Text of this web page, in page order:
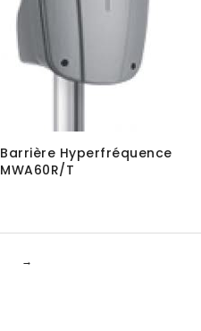
Barrière Hyperfréquence
MWA60R/T
→